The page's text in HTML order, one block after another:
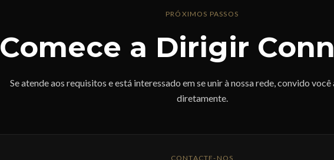
PRÓXIMOS PASSOS
Comece a Dirigir
Se atende aos requisitos e está interessado em se unir à nossa rede, convido
diretamente.
CONTACTE-NOS